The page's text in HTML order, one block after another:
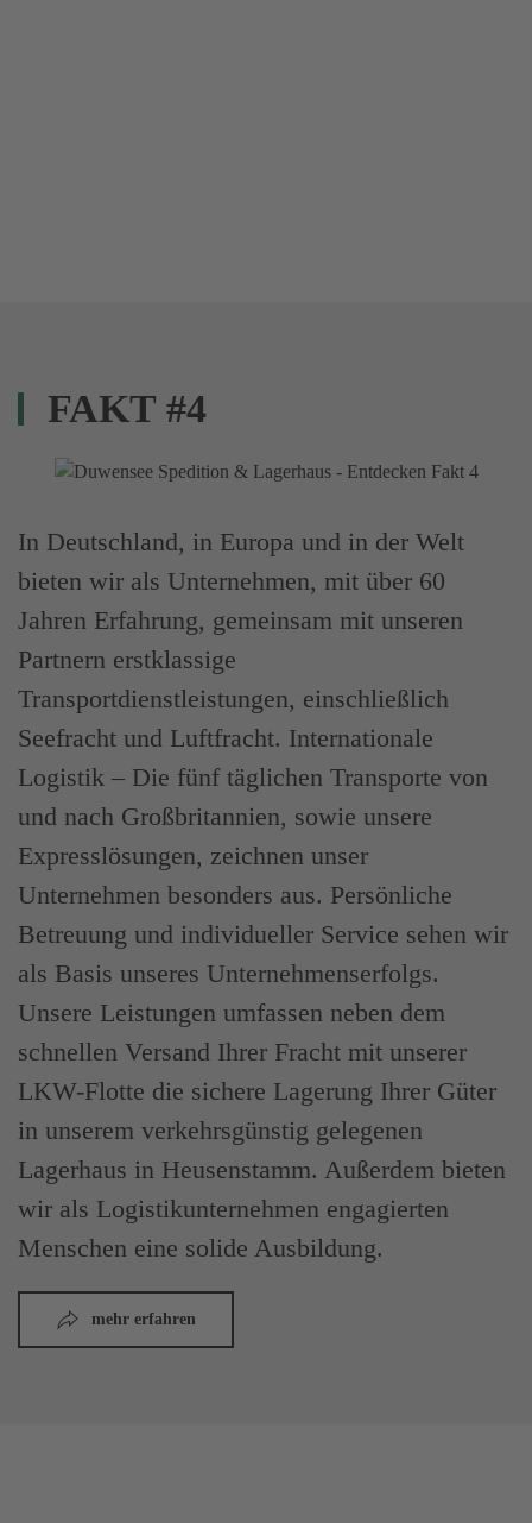
FAKT #4
In Deutschland, in Europa und in der Welt
bieten wir als Unternehmen, mit über 60
Jahren Erfahrung, gemeinsam mit unseren
Partnern erstklassige
Transportdienstleistungen, einschließlich
Seefracht und Luftfracht. Internationale
Logistik – Die fünf täglichen Transporte von
und nach Großbritannien, sowie unsere
Expresslösungen, zeichnen unser
Unternehmen besonders aus. Persönliche
Betreuung und individueller Service sehen wir
als Basis unseres Unternehmenserfolgs.
Unsere Leistungen umfassen neben dem
schnellen Versand Ihrer Fracht mit unserer
LKW-Flotte die sichere Lagerung Ihrer Güter
in unserem verkehrsgünstig gelegenen
Lagerhaus in Heusenstamm. Außerdem bieten
wir als Logistikunternehmen engagierten
Menschen eine solide Ausbildung.
mehr erfahren